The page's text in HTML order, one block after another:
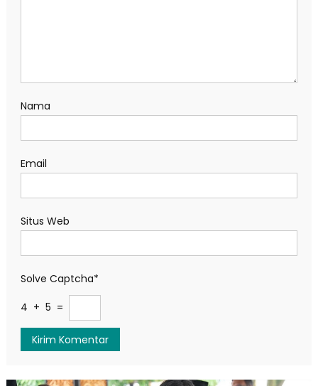
Nama
Email
Situs Web
Solve Captcha*
4 + 5 =